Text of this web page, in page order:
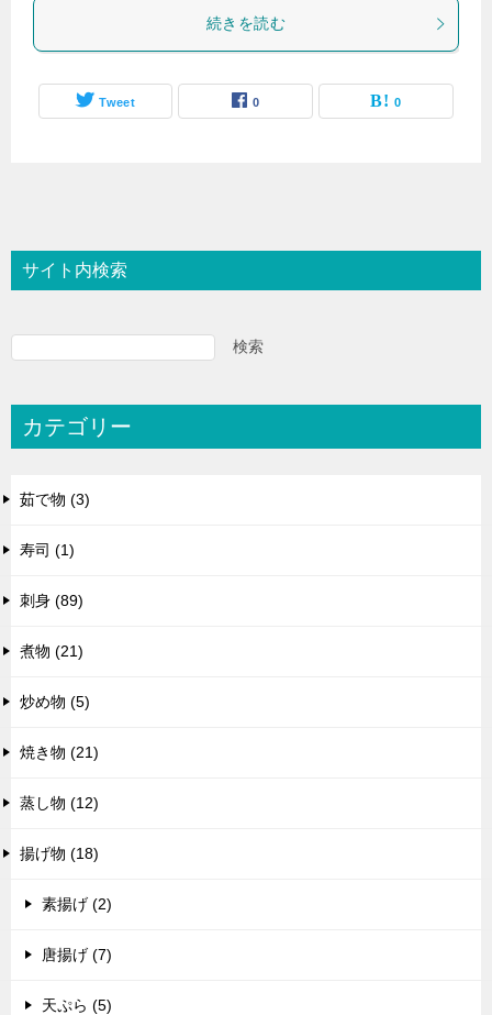
続きを読む
Tweet 0 0
サイト内検索
検索
カテゴリー
茹で物 (3)
寿司 (1)
刺身 (89)
煮物 (21)
炒め物 (5)
焼き物 (21)
蒸し物 (12)
揚げ物 (18)
素揚げ (2)
唐揚げ (7)
天ぷら (5)